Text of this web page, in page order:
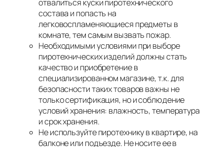
отвалиться куски пиротехнического
состава и попасть на
легковоспламеняющиеся предметы в
комнате, тем самым вызвать пожар.
Необходимыми условиями при выборе
пиротехнических изделий должны стать
качество и приобретение в
специализированном магазине, т.к. для
безопасности таких товаров важны не
только сертификация, но и соблюдение
условий хранения: влажность, температура
и срок хранения.
Не используйте пиротехнику в квартире, на
балконе или подъезде. Не носите ее в